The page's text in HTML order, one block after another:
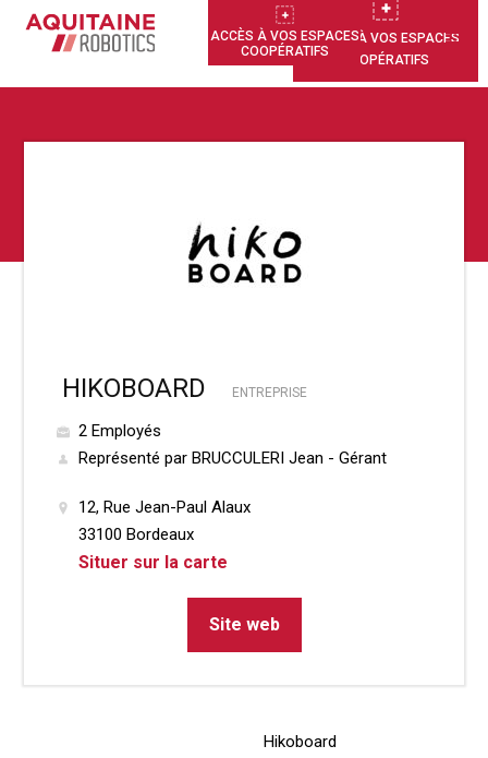
ACCÈS À VOS ESPACES
COOPÉRATIFS
ACCÈS À VOS ESPACES
COOPÉRATIFS
HIKOBOARD ENTREPRISE
2 Employés
Représenté par BRUCCULERI Jean - Gérant
12, Rue Jean-Paul Alaux
33100 Bordeaux
Situer sur la carte
Site web
Hikoboard